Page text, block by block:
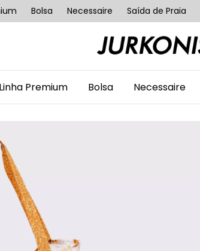
Bolsa Necessaire Saída de Praia
Linha Premium Bolsa Necessaire